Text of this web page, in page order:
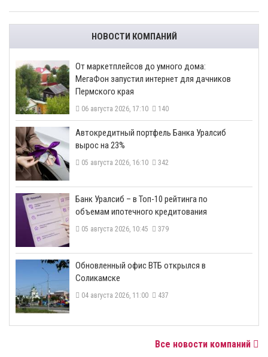
НОВОСТИ КОМПАНИЙ
От маркетплейсов до умного дома:
МегаФон запустил интернет для дачников
Пермского края
06 августа 2026, 17:10 140
​Автокредитный портфель Банка Уралсиб
вырос на 23%
05 августа 2026, 16:10 342
​Банк Уралсиб – в Топ-10 рейтинга по
объемам ипотечного кредитования
05 августа 2026, 10:45 379
​Обновленный офис ВТБ открылся в
Соликамске
04 августа 2026, 11:00 437
Все новости компаний